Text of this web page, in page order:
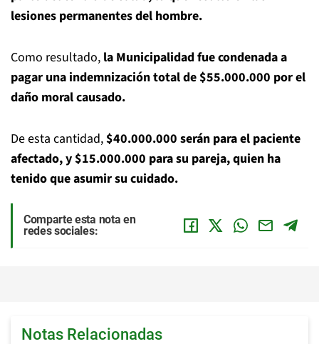
lesiones permanentes del hombre.
Como resultado, la Municipalidad fue condenada a
pagar una indemnización total de $55.000.000 por el
daño moral causado.
De esta cantidad,$40.000.000 serán para el paciente
afectado, y $15.000.000 para su pareja, quien ha
tenido que asumir su cuidado.
Comparte esta nota en
redes sociales:
Notas Relacionadas